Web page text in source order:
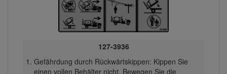
127-3936
Gefährdung durch Rückwärtskippen: Kippen Sie
einen vollen Behälter nicht. Bewegen Sie die